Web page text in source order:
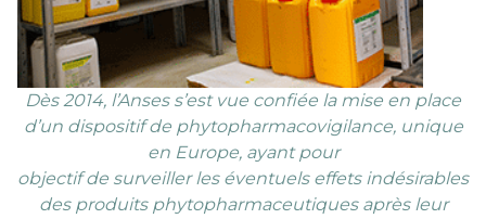
Dès 2014, l’Anses s’est vue confiée la mise en place
d’un dispositif de phytopharmacovigilance, unique
en Europe, ayant pour
objectif de surveiller les éventuels effets indésirables
des produits phytopharmaceutiques après leur